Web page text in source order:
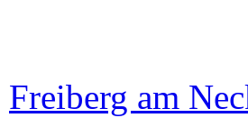
Freiberg am